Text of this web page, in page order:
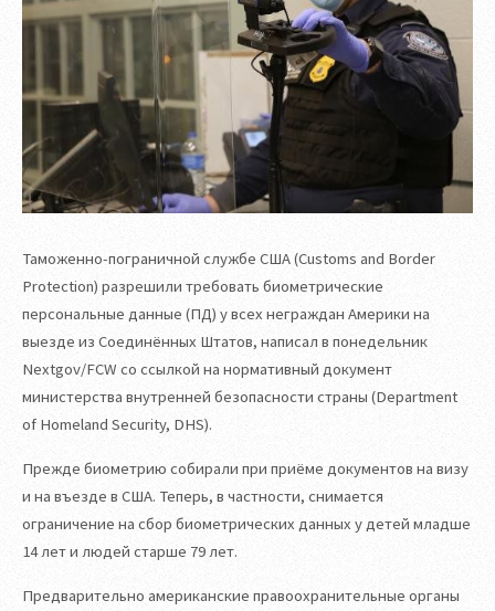
Таможенно-пограничной службе США (Customs and Border
Protection) разрешили требовать биометрические
персональные данные (ПД) у всех неграждан Америки на
выезде из Соединённых Штатов, написал в понедельник
Nextgov/FCW со ссылкой на нормативный документ
министерства внутренней безопасности страны (Department
of Homeland Security, DHS).
Прежде биометрию собирали при приёме документов на визу
и на въезде в США. Теперь, в частности, снимается
ограничение на сбор биометрических данных у детей младше
14 лет и людей старше 79 лет.
Предварительно американские правоохранительные органы